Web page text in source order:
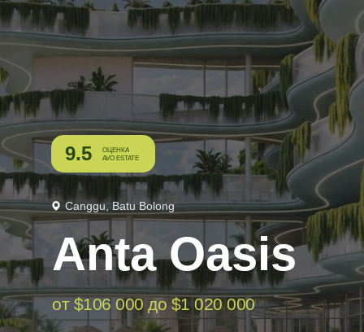
Anta Oasis
ОЦЕНКА
AVO ESTATE
Canggu, Batu Bolong
от $106 000 до $1 020 000
9.5